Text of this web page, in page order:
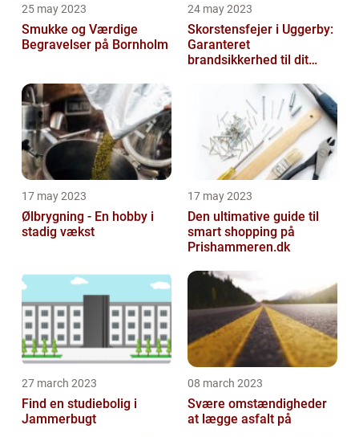
25 may 2023
Smukke og Værdige
Begravelser på Bornholm
24 may 2023
Skorstensfejer i Uggerby:
Garanteret
brandsikkerhed til dit
17 may 2023
Ølbrygning - En hobby i
stadig vækst
17 may 2023
Den ultimative guide til
smart shopping på
Prishammeren.dk
27 march 2023
Find en studiebolig i
Jammerbugt
08 march 2023
Svære omstændigheder
at lægge asfalt på